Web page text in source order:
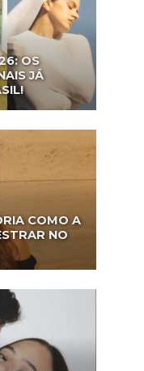
OS
JÁ
COMO A
NO